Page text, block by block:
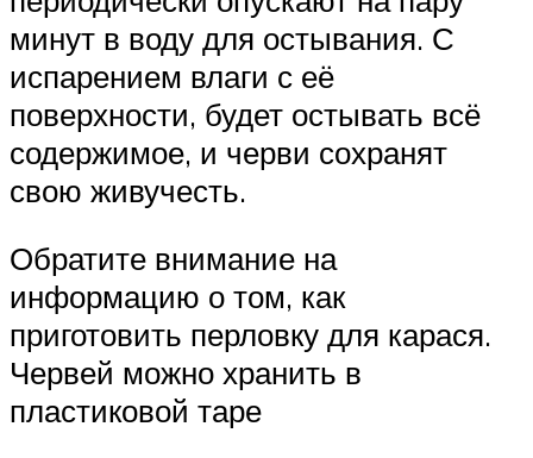
минут в воду для остывания. С
испарением влаги с её
поверхности, будет остывать всё
содержимое, и черви сохранят
свою живучесть.
Обратите внимание на
информацию о том, как
приготовить перловку для карася.
Червей можно хранить в
пластиковой таре